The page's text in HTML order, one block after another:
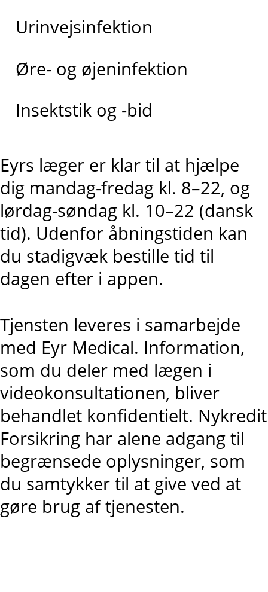
Urinvejsinfektion
Øre- og øjeninfektion
Insektstik og -bid
Eyrs læger er klar til at hjælpe
dig mandag-fredag kl. 8–22, og
lørdag-søndag kl. 10–22 (dansk
tid). Udenfor åbningstiden kan
du stadigvæk bestille tid til
dagen efter i appen.
Tjensten leveres i samarbejde
med Eyr Medical. Information,
som du deler med lægen i
videokonsultationen, bliver
behandlet konfidentielt. Nykredit
Forsikring har alene adgang til
begrænsede oplysninger, som
du samtykker til at give ved at
gøre brug af tjenesten.